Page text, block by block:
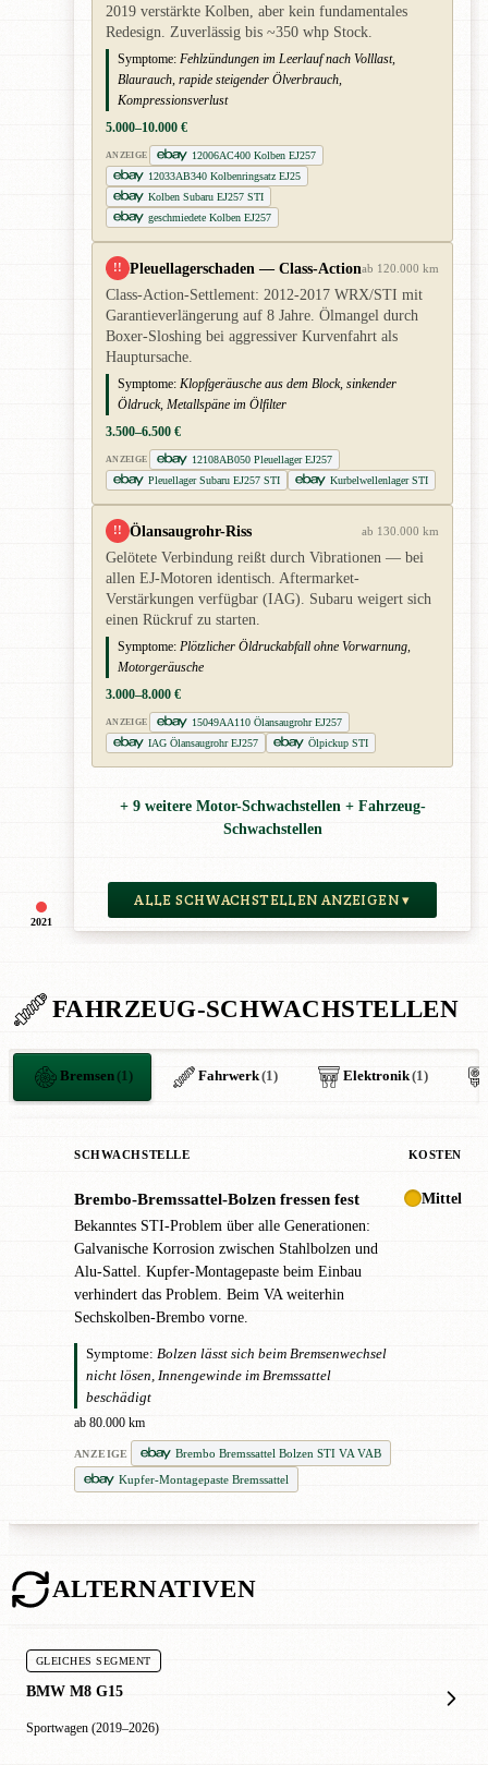
2021
2019 verstärkte Kolben, aber kein fundamentales
Redesign. Zuverlässig bis ~350 whp Stock.
Symptome: Fehlzündungen im Leerlauf nach Volllast,
Blaurauch, rapide steigender Ölverbrauch,
Kompressionsverlust
5.000–10.000 €
ANZEIGE
12006AC400 Kolben EJ257
12033AB340 Kolbenringsatz EJ25
Kolben Subaru EJ257 STI
geschmiedete Kolben EJ257
!! Pleuellagerschaden — Class-Actionab 120.000 km
Class-Action-Settlement: 2012-2017 WRX/STI mit
Garantieverlängerung auf 8 Jahre. Ölmangel durch
Boxer-Sloshing bei aggressiver Kurvenfahrt als
Hauptursache.
Symptome: Klopfgeräusche aus dem Block, sinkender
Öldruck, Metallspäne im Ölfilter
3.500–6.500 €
ANZEIGE
12108AB050 Pleuellager EJ257
Pleuellager Subaru EJ257 STI
Kurbelwellenlager STI
!! Ölansaugrohr-Riss ab 130.000 km
Gelötete Verbindung reißt durch Vibrationen — bei
allen EJ-Motoren identisch. Aftermarket-
Verstärkungen verfügbar (IAG). Subaru weigert sich
einen Rückruf zu starten.
Symptome: Plötzlicher Öldruckabfall ohne Vorwarnung,
Motorgeräusche
3.000–8.000 €
ANZEIGE
15049AA110 Ölansaugrohr EJ257
IAG Ölansaugrohr EJ257
Ölpickup STI
+ 9 weitere Motor-Schwachstellen + Fahrzeug-
Schwachstellen
ALLE SCHWACHSTELLEN ANZEIGEN ▾
FAHRZEUG-SCHWACHSTELLEN
Bremsen(1) Fahrwerk(1) Elektronik(1)
SCHWACHSTELLE KOSTEN
Brembo-Bremssattel-Bolzen fressen fest
Bekanntes STI-Problem über alle Generationen:
Galvanische Korrosion zwischen Stahlbolzen und
Alu-Sattel. Kupfer-Montagepaste beim Einbau
verhindert das Problem. Beim VA weiterhin
Sechskolben-Brembo vorne.
Symptome: Bolzen lässt sich beim Bremsenwechsel
nicht lösen, Innengewinde im Bremssattel
beschädigt
ab 80.000 km
ANZEIGE
Brembo Bremssattel Bolzen STI VA VAB
Kupfer-Montagepaste Bremssattel
Mittel
ALTERNATIVEN
GLEICHES SEGMENT
BMW M8 G15
Sportwagen (2019–2026)